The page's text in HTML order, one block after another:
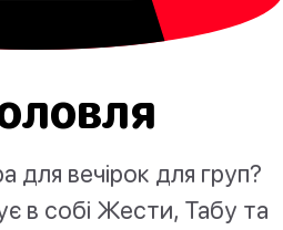
для вечірок для груп?
в собі Жести, Табу та